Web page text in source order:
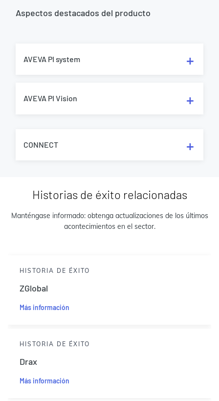
Aspectos destacados del producto
AVEVA PI system
AVEVA PI Vision
CONNECT
Historias de éxito relacionadas
Manténgase informado: obtenga actualizaciones de los últimos
acontecimientos en el sector.
HISTORIA DE ÉXITO
ZGlobal
Más información
HISTORIA DE ÉXITO
Drax
Más información